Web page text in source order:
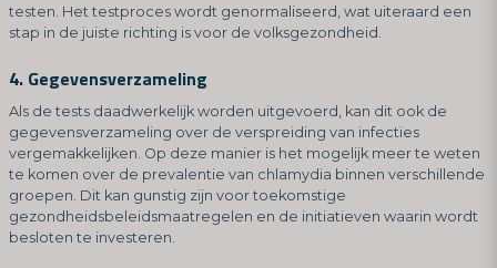
testen. Het testproces wordt genormaliseerd, wat uiteraard een
stap in de juiste richting is voor de volksgezondheid.
4. Gegevensverzameling
Als de tests daadwerkelijk worden uitgevoerd, kan dit ook de
gegevensverzameling over de verspreiding van infecties
vergemakkelijken. Op deze manier is het mogelijk meer te weten
te komen over de prevalentie van chlamydia binnen verschillende
groepen. Dit kan gunstig zijn voor toekomstige
gezondheidsbeleidsmaatregelen en de initiatieven waarin wordt
besloten te investeren.